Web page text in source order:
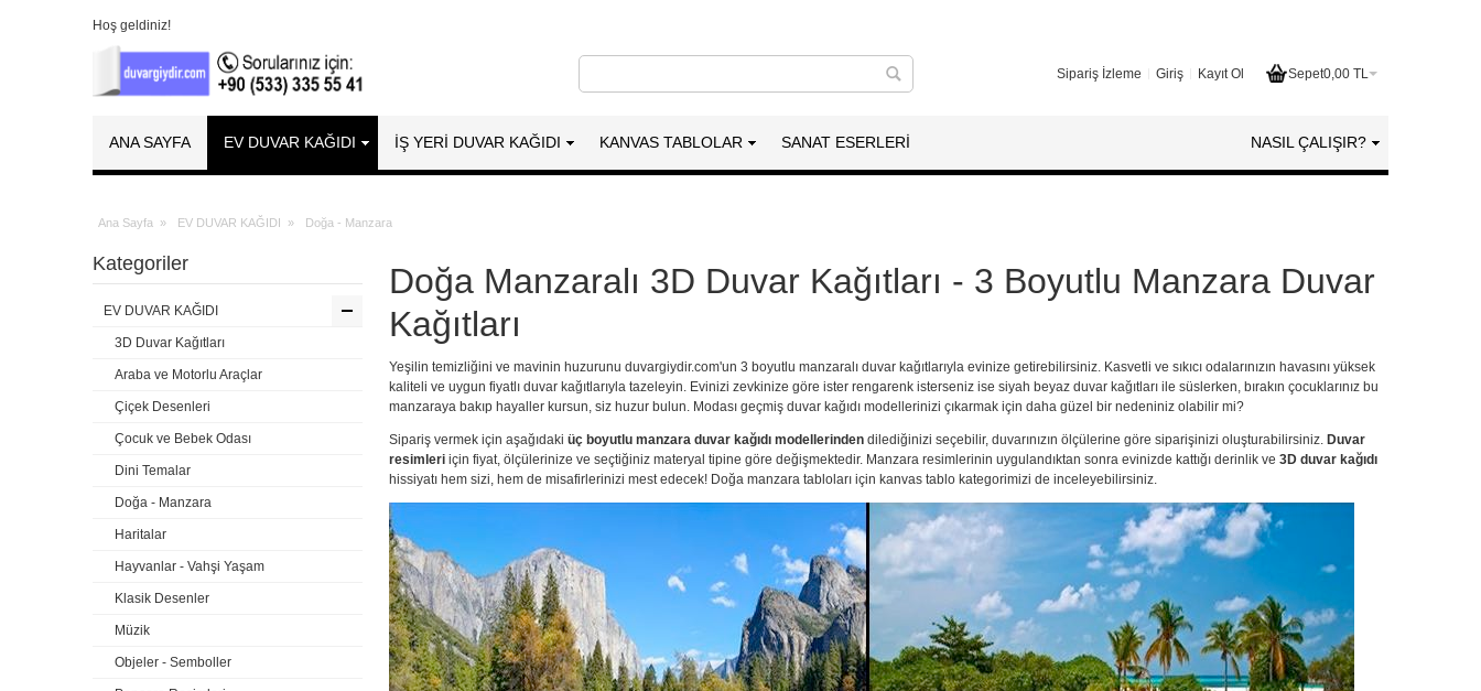
Hoş geldiniz!
Sepet0,00 TL
Sipariş İzleme Giriş Kayıt Ol
ANA SAYFA EV DUVAR KAĞIDI İŞ YERİ DUVAR KAĞIDI KANVAS TABLOLAR SANAT ESERLERI NASIL ÇALIŞIR?
Ana Sayfa » EV DUVAR KAĞIDI » Doğa - Manzara
Doğa Manzaralı 3D Duvar Kağıtları - 3 Boyutlu Manzara Duvar
Kağıtları
Yeşilin temizliğini ve mavinin huzurunu duvargiydir.com'un 3 boyutlumanzaralı duvar kağıtlarıyla evinize getirebilirsiniz. Kasvetli ve sıkıcı odalarınızın havasını yüksek
kaliteli ve uygun fiyatlı duvar kağıtlarıyla tazeleyin. Evinizi zevkinize göre ister rengarenk isterseniz isesiyah beyaz duvar kağıtları ile süslerken, bırakın çocuklarınız bu
manzaraya bakıp hayaller kursun, siz huzur bulun. Modası geçmiş duvar kağıdı modellerinizi çıkarmak için daha güzel bir nedeniniz olabilir mi?
Sipariş vermek için aşağıdakiüç boyutlu manzara duvar kağıdı modellerinden dilediğinizi seçebilir, duvarınızın ölçülerine göre siparişinizi oluşturabilirsiniz. Duvar
resimleri için fiyat, ölçülerinize ve seçtiğiniz materyal tipine göre değişmektedir. Manzara resimlerinin uygulandıktan sonra evinizde kattığı derinlik ve3D duvar kağıdı
hissiyatı hem sizi, hem de misafirlerinizi mest edecek! Doğa manzara tabloları için kanvas tablo kategorimizi de inceleyebilirsiniz.
Kategoriler
EV DUVAR KAĞIDI
3D Duvar Kağıtları
Araba ve Motorlu Araçlar
Çiçek Desenleri
Çocuk ve Bebek Odası
Dini Temalar
Doğa - Manzara
Haritalar
Hayvanlar - Vahşi Yaşam
Klasik Desenler
Müzik
Objeler - Semboller